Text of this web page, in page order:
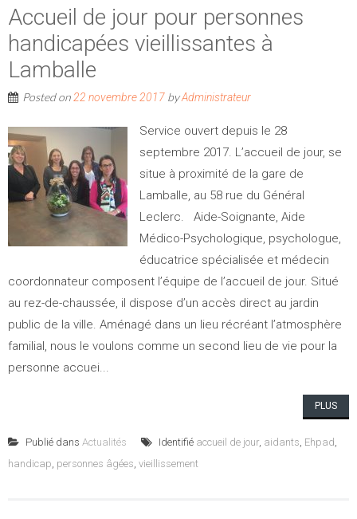
Accueil de jour pour personnes
handicapées vieillissantes à
Lamballe
Posted on22 novembre 2017 byAdministrateur
Service ouvert depuis le 28
septembre 2017. L’accueil de jour, se
situe à proximité de la gare de
Lamballe, au 58 rue du Général
Leclerc. Aide-Soignante, Aide
Médico-Psychologique, psychologue,
éducatrice spécialisée et médecin
coordonnateur composent l’équipe de l’accueil de jour. Situé
au rez-de-chaussée, il dispose d’un accès direct au jardin
public de la ville. Aménagé dans un lieu récréant l’atmosphère
familial, nous le voulons comme un second lieu de vie pour la
personne accuei...
PLUS
Publié dans Actualités Identifié accueil de jour, aidants, Ehpad,
handicap, personnes âgées, vieillissement